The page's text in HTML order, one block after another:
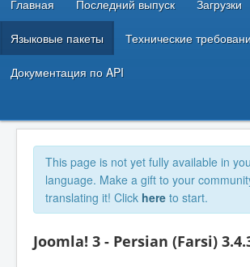
Главная Последний выпуск Загрузки
Языковые пакеты Технические
Документация по API
This page is not yet fully available in
language. Make a gift to your
translating it! Click here to start.
Joomla! 3 - Persian (Farsi)